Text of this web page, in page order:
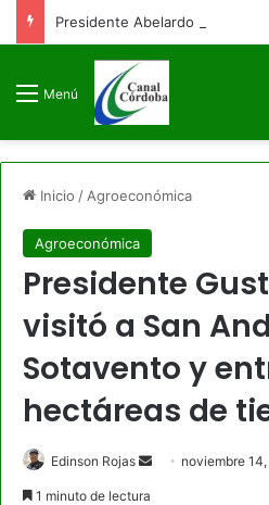
Menú
Inicio / Agroeconómica
Agroeconómica
Presidente
visitó a San
Sotavento y
hectáreas de
Edinson Rojas
Send noviembre
1 minuto de lectura